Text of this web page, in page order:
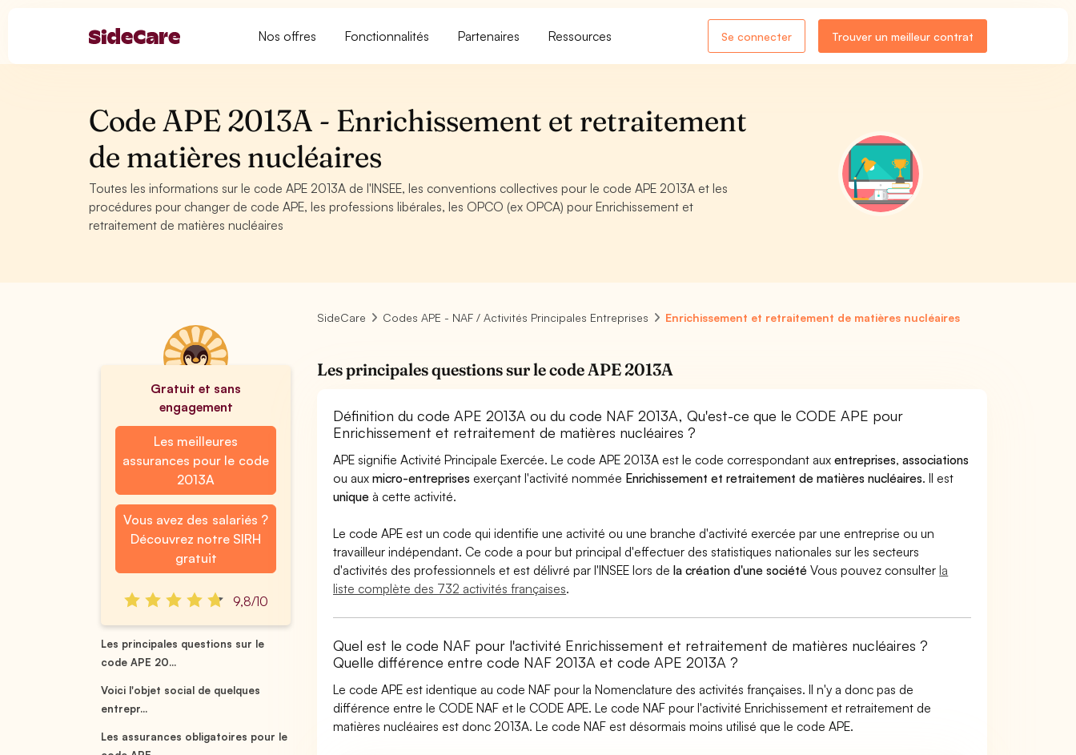
Nos offres Fonctionnalités Partenaires Ressources Se connecter Trouver un meilleur contrat
Code APE 2013A - Enrichissement et retraitement
de matières nucléaires
Toutes les informations sur le code APE 2013A de l'INSEE, les conventions collectives pour le code APE 2013A et les
procédures pour changer de code APE, les professions libérales, les OPCO (ex OPCA) pour Enrichissement et
retraitement de matières nucléaires
Gratuit et sans
engagement
Les meilleures
assurances pour le code
2013A
Vous avez des salariés ?
Découvrez notre SIRH
gratuit
9,8/10
Les principales questions sur le
code APE 20...
Voici l'objet social de quelques
entrepr...
Les assurances obligatoires pour le
SideCare Codes APE - NAF / Activités Principales Entreprises Enrichissement et retraitement de matières nucléaires
Les principales questions sur le code APE 2013A
Définition du code APE 2013A ou du code NAF 2013A, Qu'est-ce que le CODE APE pour
Enrichissement et retraitement de matières nucléaires ?
APE signifie Activité Principale Exercée. Le code APE 2013A est le code correspondant auxentreprises,associations
ou auxmicro-entreprises exerçant l'activité nommée Enrichissement et retraitement de matières nucléaires. Il est
unique à cette activité.
Le code APE est un code qui identifie une activité ou une branche d'activité exercée par une entreprise ou un
travailleur indépendant. Ce code a pour but principal d'effectuer des statistiques nationales sur les secteurs
d'activités des professionnels et est délivré par l'INSEE lors dela création d'une société Vous pouvez consulterla
liste complète des 732 activités françaises.
Quel est le code NAF pour l'activité Enrichissement et retraitement de matières nucléaires ?
Quelle différence entre code NAF 2013A et code APE 2013A ?
Le code APE est identique au code NAF pour la Nomenclature des activités françaises. Il n'y a donc pas de
différence entre le CODE NAF et le CODE APE. Le code NAF pour l'activité Enrichissement et retraitement de
matières nucléaires est donc 2013A. Le code NAF est désormais moins utilisé que le code APE.